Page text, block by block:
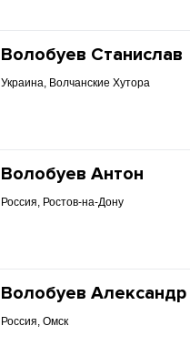
Волобуев Станислав
Украина, Волчанские Хутора
Волобуев Антон
Россия, Ростов-на-Дону
Волобуев Александр
Россия, Омск